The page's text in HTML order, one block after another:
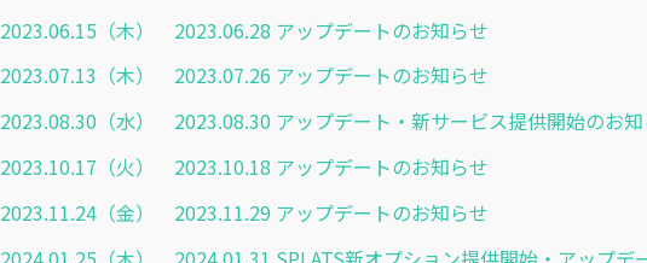
2023.06.15（木） 2023.06.28 アップデートのお知らせ
2023.07.13（木） 2023.07.26 アップデートのお知らせ
2023.08.30（水） 2023.08.30 アップデート・新サービス提供開始のお
2023.10.17（火） 2023.10.18 アップデートのお知らせ
2023.11.24（金） 2023.11.29 アップデートのお知らせ